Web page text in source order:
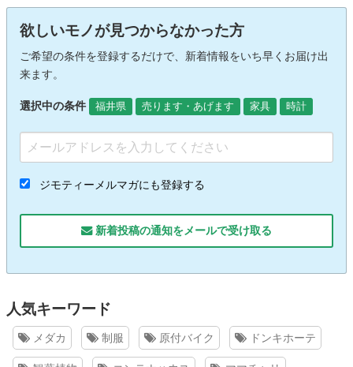
欲しいモノが見つからなかった方
ご希望の条件を登録するだけで、新着情報をいち早くお届け出
来ます。
選択中の条件 福井県 売ります・あげます 家具 時計
ジモティーメルマガにも登録する
新着投稿の通知をメールで受け取る
人気キーワード
メダカ 制服 原付バイク ドンキホーテ